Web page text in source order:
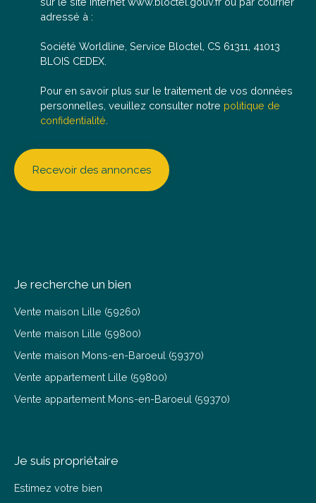
bien actuel.
adressé à :
Société Worldline, Service Bloctel, CS 61311, 41013
BLOIS CEDEX.
Pour en savoir plus sur le traitement de vos données
personnelles, veuillez consulter notre politique de
confidentialité
Recevoir des annonces
Je recherche un bien
Vente maison Lille (59260)
Vente maison Lille (59800)
Vente maison Mons-en-Baroeul (59370)
Vente appartement Lille (59800)
Vente appartement Mons-en-Baroeul (59370)
Je suis propriétaire
Estimez votre bien